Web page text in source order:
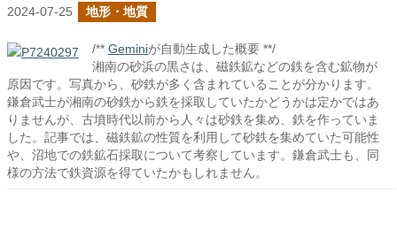
2024-07-25 地形・地質
/** Geminiが自動生成した概要 **/
湘南の砂浜の黒さは、磁鉄鉱などの鉄を含む鉱物が
原因です。写真から、砂鉄が多く含まれていることが分かります。
鎌倉武士が湘南の砂鉄から鉄を採取していたかどうかは定かではあ
りませんが、古墳時代以前から人々は砂鉄を集め、鉄を作っていま
した。記事では、磁鉄鉱の性質を利用して砂鉄を集めていた可能性
や、沼地での鉄鉱石採取について考察しています。鎌倉武士も、同
様の方法で鉄資源を得ていたかもしれません。